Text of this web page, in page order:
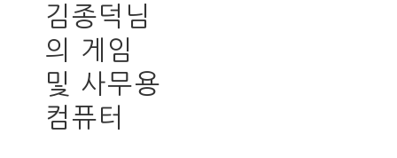
김종덕님
의 게임
및 사무용
컴퓨터